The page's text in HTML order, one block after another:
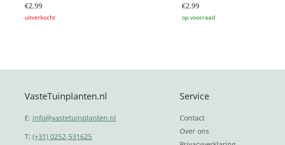
€2,99 €2,99
VasteTuinplanten.nl
E: info@vastetuinplanten.nl
T:(+31) 0252-531625
Service
Contact
Over ons